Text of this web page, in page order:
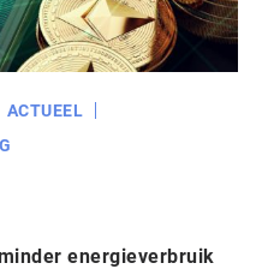
ACTUEEL
energieverbruik